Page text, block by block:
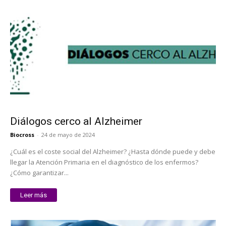
Diálogos cerco al Alzheimer
Biocross - 24 de mayo de 2024
¿Cuál es el coste social del Alzheimer? ¿Hasta dónde puede y debe
llegar la Atención Primaria en el diagnóstico de los enfermos?
¿Cómo garantizar...
Leer más